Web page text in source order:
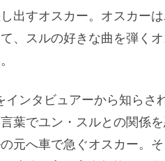
出すオスカー。オスカー
、スルの好きな曲を弾く
ンタビュアーから知らさ
葉でユン・スルとの関係
元へ車で急ぐオスカー。